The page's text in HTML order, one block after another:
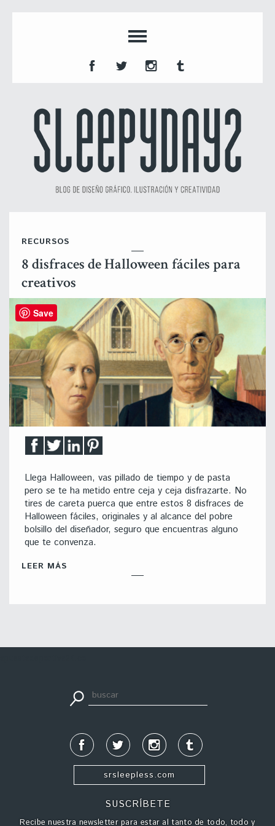
RECURSOS
8 disfraces de Halloween fáciles para
creativos
Llega Halloween, vas pillado de tiempo y de pasta
pero se te ha metido entre ceja y ceja disfrazarte. No
tires de careta puerca que entre estos 8 disfraces de
Halloween fáciles, originales y al alcance del pobre
bolsillo del diseñador, seguro que encuentras alguno
que te convenza.
LEER MÁS
srsleepless.com
SUSCRÍBETE
Recibe nuestra newsletter para estar al tanto de todo, todo y
Save